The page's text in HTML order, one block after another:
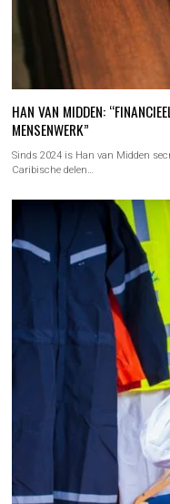
HAN VAN MIDDEN:
MENSENWERK”
Sinds 2024 is Han van Midden
Caribische delen…